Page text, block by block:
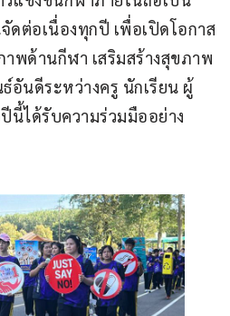
ดต่อเนื่องทุกปี เพื่อเปิดโอกาส
พด้านกีฬา เสริมสร้างสุขภาพ
อันดีระหว่างครู นักเรียน ผู้
นี้ได้รับความร่วมมืออย่าง